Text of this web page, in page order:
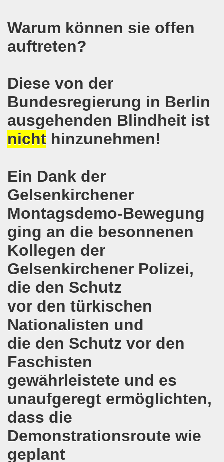
Warum können sie offen
auftreten?
Diese von der
Bundesregierung in Berlin
ausgehenden Blindheit ist
nicht hinzunehmen!
Ein Dank der
Gelsenkirchener
Montagsdemo-Bewegung
ging an die besonnenen
Kollegen der
Gelsenkirchener Polizei,
die den Schutz
vor den türkischen
Nationalisten und
die den Schutz vor den
Faschisten
gewährleistete und es
unaufgeregt ermöglichten,
dass die
Demonstrationsroute wie
geplant
auch am 14.05.2017 für die MLPD direkt zur
bezieht Stellung - NEIN zum Angriff Donald
Bewegung im Zeichen der internationalen Arbeiter-
- weg mit Hartz IV, nicht nur Nachbesserung a la Martin
621. Gelsenkirchener Montagsdemo-Bewegung
Bewegung berichtet am 20.03.2017 von der
Bewegung: Widerstand zur Abschaltung aller AKWs
im Mittelpunkt der 618. Gelsenkirchener Montagsdemo-
Bewegung setzt Zeichen: Freiheit für Deniz Yücel und
ruft zum Protest gegen die Amtseinführung von
Frank Oettler vor Gericht!
zum Jahresauftakt steckt erste Ziele für 2017!
dem Rücken der Arbeiter, ihrer Familien und
Bewegung mit großer Resonanz und internationaler
Bewegung demonstriert und protestiert weiterhin
Bewegung in Gelsenkirchen: unübersehbares
Sofortiger Stopp der Bombardierungen von Aleppo!
Bewegung ruft zusammen mit der Flüchtlingsinitiative
Herbstdemonstration in Berlin